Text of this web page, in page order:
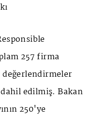
257 firma
değerlendirmeler
edilmiş. Bakan
250'ye